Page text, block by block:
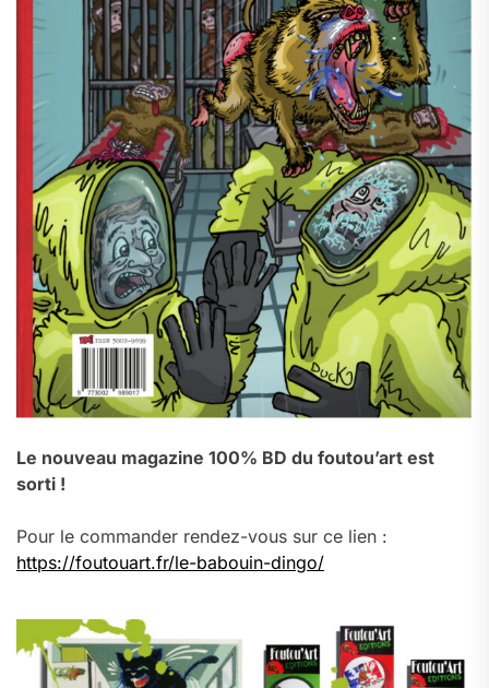
Le nouveau magazine 100% BD du foutou’art est
sorti !
Pour le commander rendez-vous sur ce lien :
https://foutouart.fr/le-babouin-dingo/